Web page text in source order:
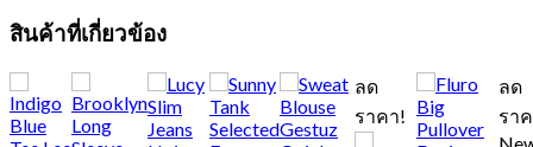
สินค้าที่เกี่ยวข้อง
ลด
ราคา!
ลด
รา